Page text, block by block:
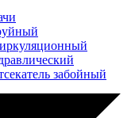
забойный